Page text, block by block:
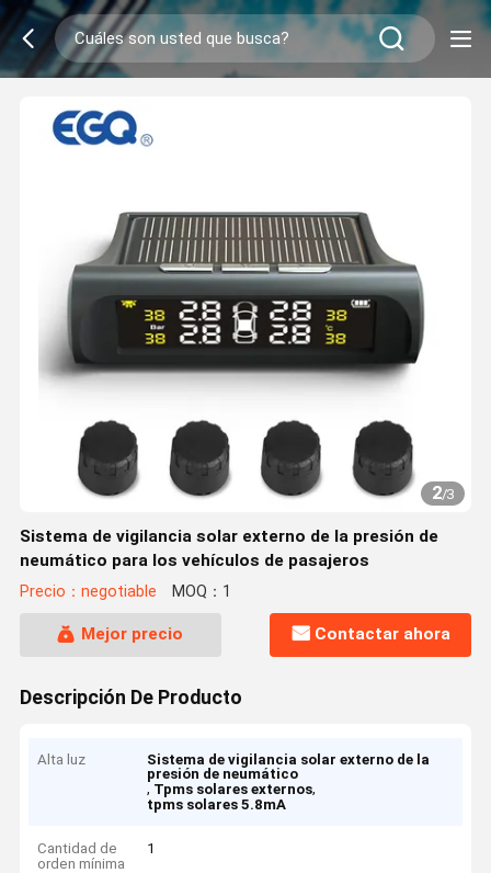
2/3
Sistema de vigilancia solar externo de la presión de
neumático para los vehículos de pasajeros
Precio：negotiable MOQ：1
Mejor precio Contactar ahora
Descripción De Producto
Alta luz
Sistema de vigilancia solar externo de la
presión de neumático
, Tpms solares externos,
tpms solares 5.8mA
Cantidad de
orden mínima
1